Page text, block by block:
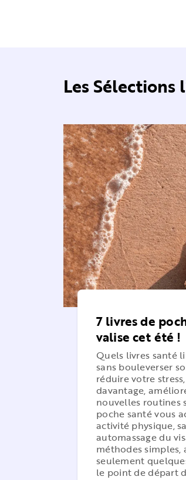
Les Sélections
7 livres de
valise cet été !
Quels livres santé
sans bouleverser
réduire votre
davantage,
nouvelles routines
poche santé vous
activité physique,
automassage du
méthodes simples,
seulement
le point de départ